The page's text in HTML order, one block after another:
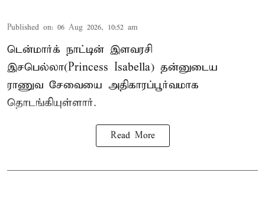
Published on: 06 Aug 2026, 10:52 am
டென்மார்க் நாட்டின் இளவரசி
இசபெல்லா(Princess Isabella) தன்னுடைய
ராணுவ சேவையை அதிகாரப்பூர்வமாக
தொடங்கியுள்ளார்.
Read More